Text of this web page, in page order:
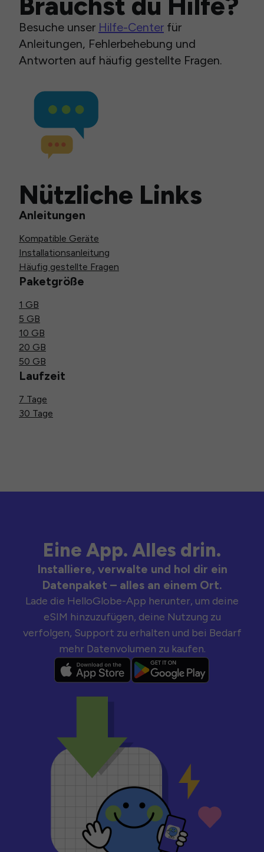
Besuche unser Hilfe-Center für
Anleitungen, Fehlerbehebung und
Antworten auf häufig gestellte Fragen.
Nützliche Links
Anleitungen
Kompatible Geräte
Installationsanleitung
Häufig gestellte Fragen
Paketgröße
1 GB
5 GB
10 GB
20 GB
50 GB
Laufzeit
7 Tage
30 Tage
Eine App. Alles drin.
Installiere, verwalte und hol dir ein
Datenpaket – alles an einem Ort.
Lade die HelloGlobe-App herunter, um deine
eSIM hinzuzufügen, deine Nutzung zu
verfolgen, Support zu erhalten und bei Bedarf
mehr Datenvolumen zu kaufen.